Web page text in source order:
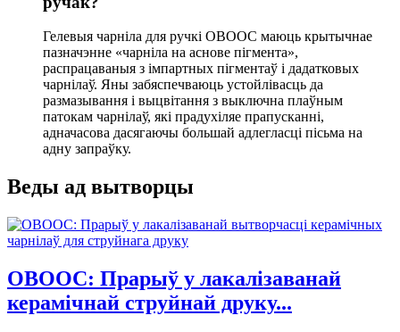
Гелевыя чарніла для ручкі OBOOC маюць крытычнае
пазначэнне «чарніла на аснове пігмента»,
распрацаваныя з імпартных пігментаў і дадатковых
чарнілаў. Яны забяспечваюць устойлівасць да
размазывання і выцвітання з выключна плаўным
патокам чарнілаў, які прадухіляе прапусканні,
адначасова дасягаючы большай адлегласці пісьма на
адну запраўку.
Веды ад вытворцы
OBOOC: Прарыў у лакалізаванай
керамічнай струйнай друку...